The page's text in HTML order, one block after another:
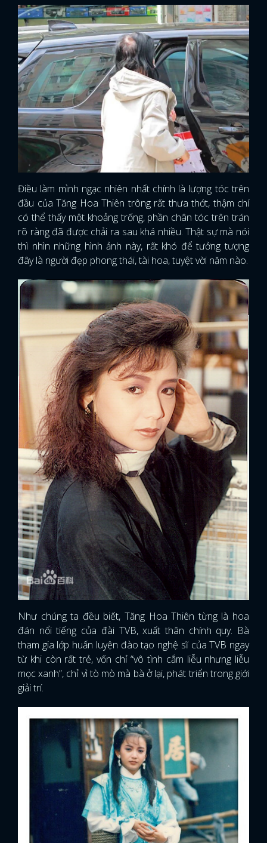
Điều làm mình ngạc nhiên nhất chính là lượng tóc trên
đầu của Tăng Hoa Thiên trông rất thưa thớt, thậm chí
có thể thấy một khoảng trống, phần chân tóc trên trán
rõ ràng đã được chải ra sau khá nhiều. Thật sự mà nói
thì nhìn những hình ảnh này, rất khó để tưởng tượng
đây là người đẹp phong thái, tài hoa, tuyệt vời năm nào.
Như chúng ta đều biết, Tăng Hoa Thiên từng là hoa
đán nổi tiếng của đài TVB, xuất thân chính quy. Bà
tham gia lớp huấn luyện đào tạo nghệ sĩ của TVB ngay
từ khi còn rất trẻ, vốn chỉ “vô tình cắm liễu nhưng liễu
mọc xanh”, chỉ vì tò mò mà bà ở lại, phát triển trong giới
giải trí.